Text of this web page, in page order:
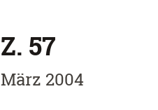
Z. 57
März 2004